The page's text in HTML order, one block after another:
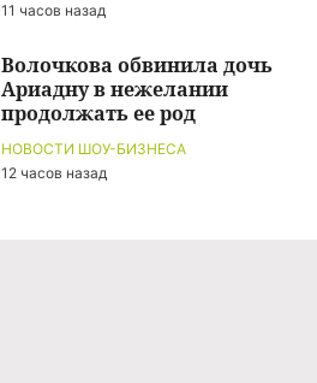
11 часов назад
НОВОСТИ ШОУ-БИЗНЕСА
12 часов назад
Волочкова обвинила дочь
Ариадну в нежелании
продолжать ее род